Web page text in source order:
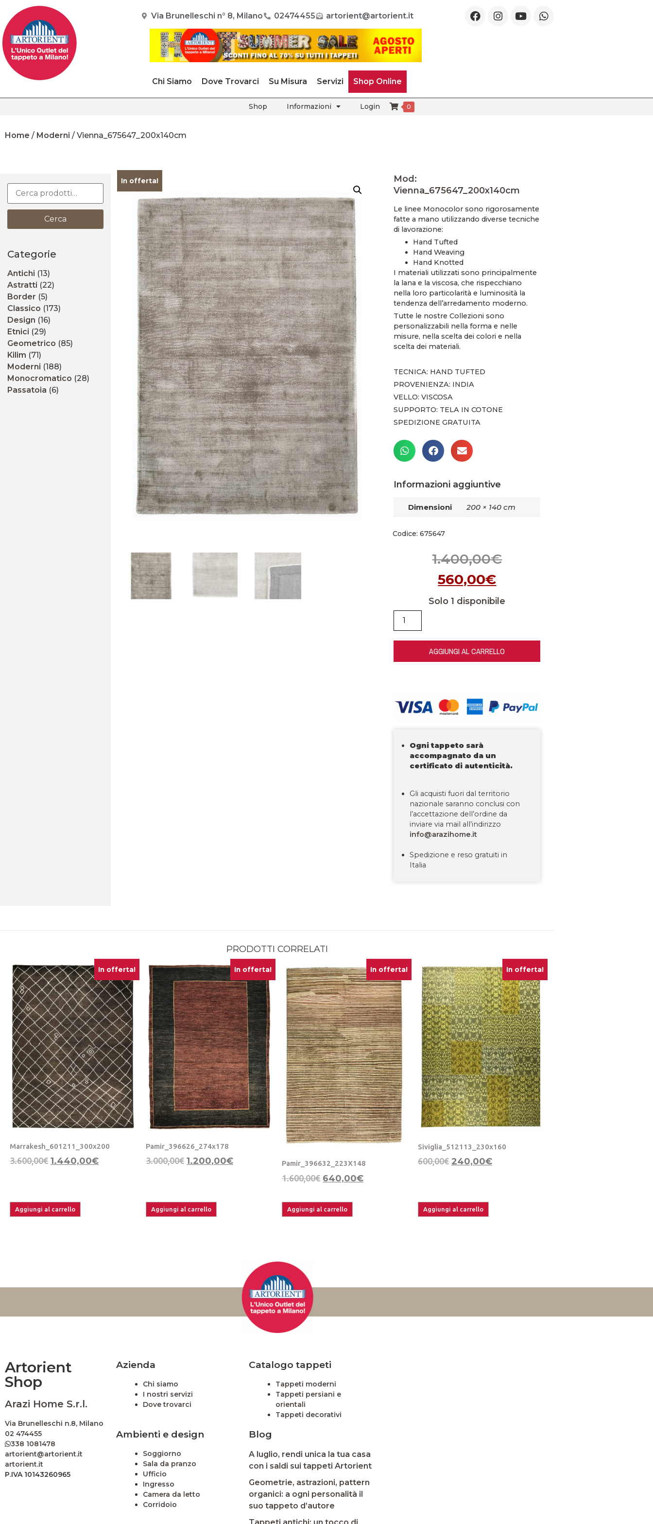
Via Brunelleschi n° 8, Milano 02474455 artorient@artorient.it
Chi Siamo Dove Trovarci Su Misura Servizi Shop Online
Shop Informazioni Login 0
Home / Moderni / Vienna_675647_200x140cm
Cerca
Categorie
Antichi (13)
Astratti (22)
Border (5)
Classico (173)
Design (16)
Etnici (29)
Geometrico (85)
Kilim (71)
Moderni (188)
Monocromatico (28)
Passatoia (6)
In offerta!
Mod:
Vienna_675647_200x140cm
Le linee Monocolor sono rigorosamente
fatte a mano utilizzando diverse tecniche
di lavorazione:
Hand Tufted
Hand Weaving
Hand Knotted
I materiali utilizzati sono principalmente
la lana e la viscosa, che rispecchiano
nella loro particolarità e luminosità la
tendenza dell’arredamento moderno.
Tutte le nostre Collezioni sono
personalizzabili nella forma e nelle
misure, nella scelta dei colori e nella
scelta dei materiali.
TECNICA: HAND TUFTED
PROVENIENZA: INDIA
VELLO: VISCOSA
SUPPORTO: TELA IN COTONE
SPEDIZIONE GRATUITA
Informazioni aggiuntive
Dimensioni 200 × 140 cm
Codice: 675647
1.400,00€
560,00€
Solo 1 disponibile
AGGIUNGI AL CARRELLO
Ogni tappeto sarà
accompagnato da un
certificato di autenticità.
Gli acquisti fuori dal territorio
nazionale saranno conclusi con
l’accettazione dell’ordine da
inviare via mail all’indirizzo
info@arazihome.it
Spedizione e reso gratuiti in
Italia
PRODOTTI CORRELATI
In offerta!
Marrakesh_601211_300x200
3.600,00€ 1.440,00€
Aggiungi al carrello
In offerta!
Pamir_396626_274x178
3.000,00€ 1.200,00€
Aggiungi al carrello
In offerta!
Pamir_396632_223X148
1.600,00€ 640,00€
Aggiungi al carrello
In offerta!
Siviglia_512113_230x160
600,00€ 240,00€
Aggiungi al carrello
Artorient
Shop
Arazi Home S.r.l.
Via Brunelleschi n.8, Milano
02 474455
338 1081478
artorient@artorient.it
artorient.it
P.IVA 10143260965
Azienda
Chi siamo
I nostri servizi
Dove trovarci
Catalogo tappeti
Tappeti moderni
Tappeti persiani e
orientali
Tappeti decorativi
Ambienti e design
Soggiorno
Sala da pranzo
Ufficio
Ingresso
Camera da letto
Corridoio
Blog
A luglio, rendi unica la tua casa
con i saldi sui tappeti Artorient
Geometrie, astrazioni, pattern
organici: a ogni personalità il
suo tappeto d’autore
Tappeti antichi: un tocco di